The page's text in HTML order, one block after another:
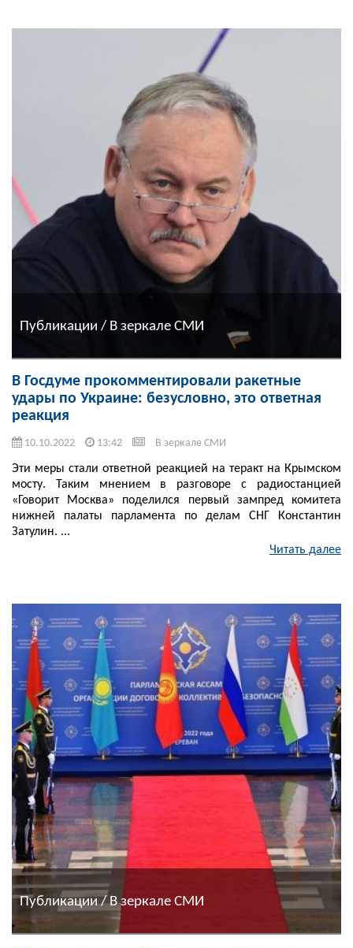
Публикации / В зеркале СМИ
В Госдуме прокомментировали ракетные
удары по Украине: безусловно, это ответная
реакция
10.10.2022 13:42 В зеркале СМИ
Эти меры стали ответной реакцией на теракт на Крымском
мосту. Таким мнением в разговоре с радиостанцией
«Говорит Москва» поделился первый зампред комитета
нижней палаты парламента по делам СНГ Константин
Затулин. ...
Читать далее
Публикации / В зеркале СМИ